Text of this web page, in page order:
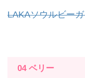
LAKAソウルビー
04 ベリー